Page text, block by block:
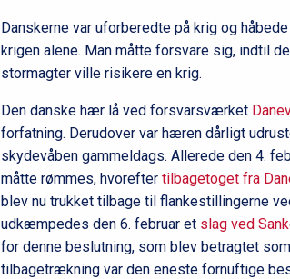
Danskerne var uforberedte på krig og
krigen alene. Man måtte forsvare sig, indtil
stormagter ville risikere en krig.
Den danske hær lå ved forsvarsværket
forfatning. Derudover var hæren dårligt
skydevåben gammeldags. Allerede den 4.
måtte rømmes, hvorefter tilbagetoget fra
blev nu trukket tilbage til flankestillingerne
udkæmpedes den 6. februar et slag ved
for denne beslutning, som blev betragtet
tilbagetrækning var den eneste fornuftige